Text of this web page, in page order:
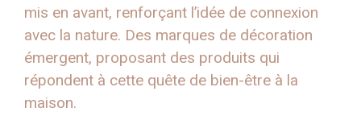
mis en avant, renforçant l’idée de connexion
avec la nature. Des marques de décoration
émergent, proposant des produits qui
répondent à cette quête de bien-être à la
maison.